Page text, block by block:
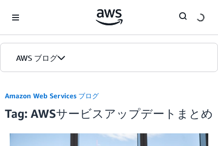
AWS ブログ
カテゴリ
エディション
Amazon Web Services ブログ
Tag: AWSサービスアップデートまとめ